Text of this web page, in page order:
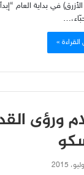
في بداية العام
القراءة »
ورؤى